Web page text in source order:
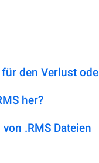
den Verlust
her?
.RMS Dateien